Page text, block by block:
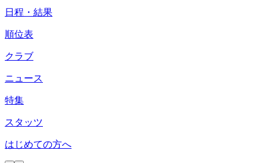
日程・結果
順位表
クラブ
ニュース
特集
スタッツ
はじめての方へ